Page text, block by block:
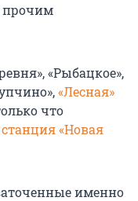
прочим
«Рыбацкое»,
«Лесная»
что
станция «Новая
именно